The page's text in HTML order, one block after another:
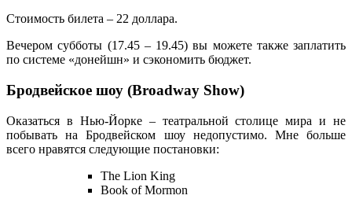
Стоимость билета – 22 доллара.
Вечером субботы (17.45 – 19.45) вы можете также заплатить
по системе «донейшн» и сэкономить бюджет.
Бродвейское шоу (Broadway Show)
Оказаться в Нью-Йорке – театральной столице мира и не
побывать на Бродвейском шоу недопустимо. Мне больше
всего нравятся следующие постановки:
The Lion King
Book of Mormon